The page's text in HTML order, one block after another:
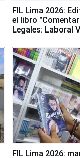
FIL Lima 2026:
el libro
Legales: Laboral
FIL Lima 2026: